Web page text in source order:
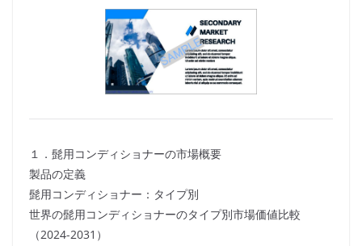
１．髭用コンディショナーの市場概要
製品の定義
髭用コンディショナー：タイプ別
世界の髭用コンディショナーのタイプ別市場価値比較
（2024-2031）